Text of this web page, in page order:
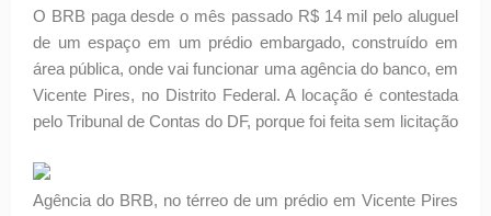
O BRB paga desde o mês passado R$ 14 mil pelo aluguel
de um espaço em um prédio embargado, construído em
área pública, onde vai funcionar uma agência do banco, em
Vicente Pires, no Distrito Federal. A locação é contestada
pelo Tribunal de Contas do DF, porque foi feita sem licitação
Agência do BRB, no térreo de um prédio em Vicente Pires